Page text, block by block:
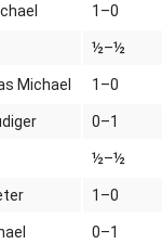
1–0
½–½
Michael 1–0
0–1
½–½
1–0
0–1